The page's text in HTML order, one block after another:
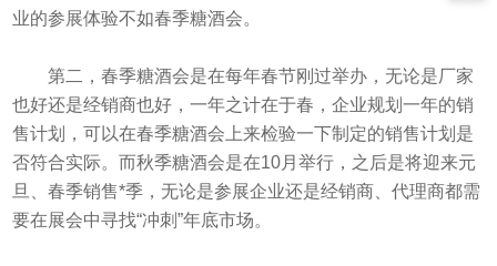
业的参展体验不如春季糖酒会。
第二，春季糖酒会是在每年春节刚过举办，无论是厂家
也好还是经销商也好，一年之计在于春，企业规划一年的销
售计划，可以在春季糖酒会上来检验一下制定的销售计划是
否符合实际。而秋季糖酒会是在10月举行，之后是将迎来元
旦、春季销售*季，无论是参展企业还是经销商、代理商都需
要在展会中寻找“冲刺”年底市场。